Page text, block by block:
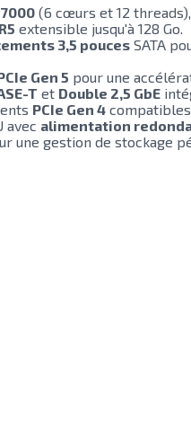
(6 cœurs et 12 threads),
extensible jusqu'à 128 Go.
3,5 pouces SATA
Gen 5 pour une
T et Double 2,5 GbE
PCIe Gen 4 compatibles
avec alimentation
une gestion de stockage